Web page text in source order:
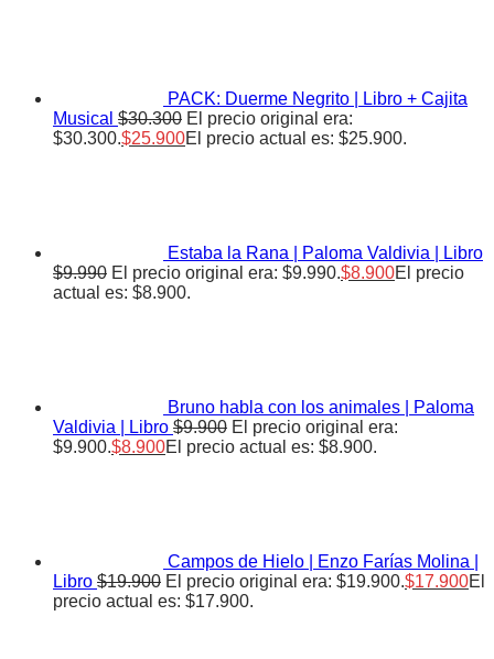
PACK: Duerme Negrito | Libro + Cajita
Musical $30.300 El precio original era:
$30.300.$25.900El precio actual es: $25.900.
Estaba la Rana | Paloma Valdivia | Libro
$9.990 El precio original era: $9.990.$8.900El precio
actual es: $8.900.
Bruno habla con los animales | Paloma
Valdivia | Libro $9.900 El precio original era:
$9.900.$8.900El precio actual es: $8.900.
Campos de Hielo | Enzo Farías Molina |
Libro $19.900 El precio original era: $19.900.$17.900El
precio actual es: $17.900.